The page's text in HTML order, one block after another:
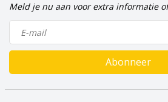
Meld je nu aan voor extra informatie
Abonneer